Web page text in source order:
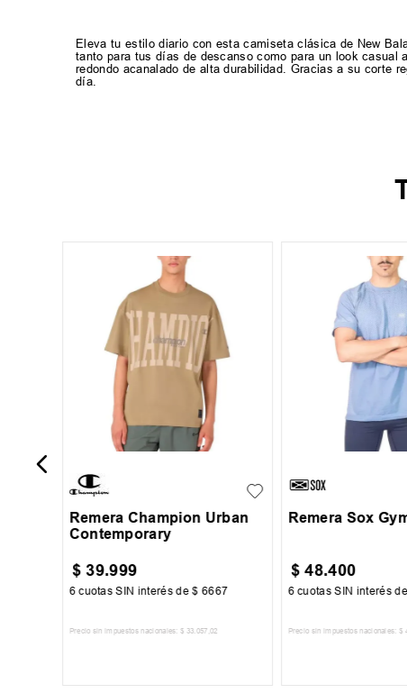
Eleva tu estilo diario con esta camiseta clásica de New
tanto para tus días de descanso como para un look
redondo acanalado de alta durabilidad. Gracias a su corte
día.
L
M XXL
Remera Champion Urban
Contemporary
$ 39.999
6 cuotas SIN interés de$ 6667
Precio sin impuestos nacionales: $ 33.057 ,02
Remera Sox
$ 48.400
6 cuotas SIN interés
Precio sin impuestos nacionales: $